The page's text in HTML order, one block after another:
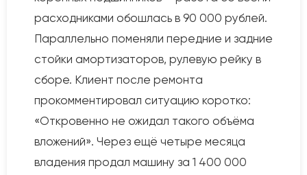
расходниками обошлась в 90 000 рублей.
Параллельно поменяли передние и задние
стойки амортизаторов, рулевую рейку в
сборе. Клиент после ремонта
прокомментировал ситуацию коротко:
«Откровенно не ожидал такого объёма
вложений». Через ещё четыре месяца
владения продал машину за 1 400 000